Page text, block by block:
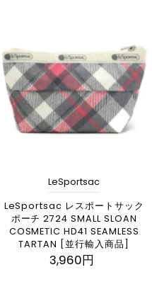
LeSportsac
LeSportsac レスポートサック
ポーチ 2724 SMALL SLOAN
COSMETIC HD41 SEAMLESS
TARTAN [並行輸入商品]
3,960円